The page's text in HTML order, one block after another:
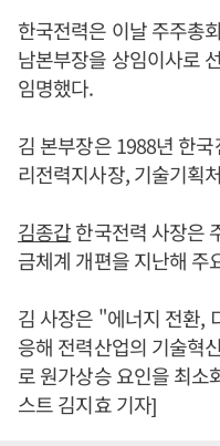
한국전력은 이날 주주총
남본부장을 상임이사로
임명했다.
김 본부장은 1988년 한
리전력지사장, 기술기획
김종갑한국전력 사장은
금체계 개편을 지난해 주
김 사장은 "에너지 전환,
응해 전력산업의 기술혁
로 원가상승 요인을 최소
스트 김지효 기자]